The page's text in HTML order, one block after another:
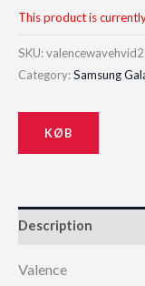
This product is
SKU:
Category:Samsung
KØB
Description
Valence